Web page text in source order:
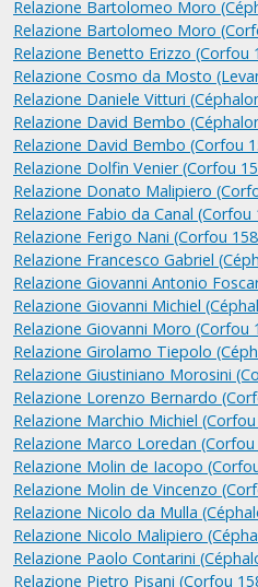
Relazione Bartolomeo Moro
Relazione Bartolomeo Moro
Relazione Benetto Erizzo (Corfou
Relazione Cosmo da Mosto
Relazione Daniele Vitturi
Relazione David Bembo
Relazione David Bembo (Corfou
Relazione Dolfin Venier (Corfou
Relazione Donato Malipiero
Relazione Fabio da Canal (Corfou
Relazione Ferigo Nani (Corfou
Relazione Francesco Gabriel
Relazione Giovanni Antonio
Relazione Giovanni Michiel
Relazione Giovanni Moro (Corfou
Relazione Girolamo Tiepolo
Relazione Giustiniano Morosini
Relazione Lorenzo Bernardo
Relazione Marchio Michiel
Relazione Marco Loredan (Corfou
Relazione Molin de Iacopo
Relazione Molin de Vincenzo
Relazione Nicolo da Mulla
Relazione Nicolo Malipiero
Relazione Paolo Contarini
Relazione Pietro Pisani (Corfou